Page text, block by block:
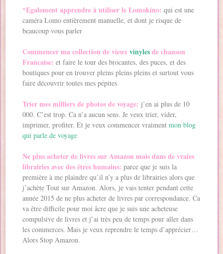
*Egalement apprendre à utiliser le Lomokino: qui est une
caméra Lomo entièrement manuelle, et dont je risque de
beaucoup vous parler
Commencer ma collection de vieuxvinyles de chanson
Francaise: et faire le tour des brocantes, des puces, et des
boutiques pour en trouver pleins pleins pleins et surtout vous
faire découvrir toutes mes pépites
Trier mes milliers de photos de voyage: j’en ai plus de 10
000. C’est trop. Ca n’a aucun sens. Je veux trier, vider,
imprimer, profiter. Et je veux commencer vraiment mon blog
qui parle de voyage
Ne plus acheter de livres sur Amazon mais dans de vraies
librairies avec des êtres humains: parce que je suis la
première à me plaindre qu’il n’y a plus de librairies alors que
j’achète Tout sur Amazon. Alors, je vais tenter pendant cette
année 2015 de ne plus acheter de livres par correspondance. Ca
va être difficile pour moi âcre que je suis une acheteuse
compulsive de livres et j’ai très peu de temps pour aller dans
les commerces. Mais je veux reprendre le temps d’apprécier…
Alors Stop Amazon.